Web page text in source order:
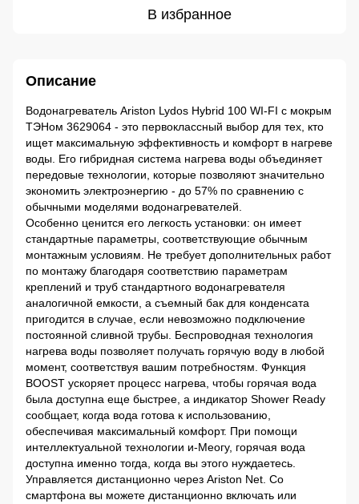
В избранное
Описание
Водонагреватель Ariston Lydos Hybrid 100 WI-FI с мокрым
ТЭНом 3629064 - это первоклассный выбор для тех, кто
ищет максимальную эффективность и комфорт в нагреве
воды. Его гибридная система нагрева воды объединяет
передовые технологии, которые позволяют значительно
экономить электроэнергию - до 57% по сравнению с
обычными моделями водонагревателей.
Особенно ценится его легкость установки: он имеет
стандартные параметры, соответствующие обычным
монтажным условиям. Не требует дополнительных работ
по монтажу благодаря соответствию параметрам
креплений и труб стандартного водонагревателя
аналогичной емкости, а съемный бак для конденсата
пригодится в случае, если невозможно подключение
постоянной сливной трубы. Беспроводная технология
нагрева воды позволяет получать горячую воду в любой
момент, соответствуя вашим потребностям. Функция
BOOST ускоряет процесс нагрева, чтобы горячая вода
была доступна еще быстрее, а индикатор Shower Ready
сообщает, когда вода готова к использованию,
обеспечивая максимальный комфорт. При помощи
интеллектуальной технологии и-Меогу, горячая вода
доступна именно тогда, когда вы этого нуждаетесь.
Управляется дистанционно через Ariston Net. Со
смартфона вы можете дистанционно включать или